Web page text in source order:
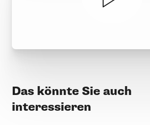
Das könnte Sie auch
interessieren